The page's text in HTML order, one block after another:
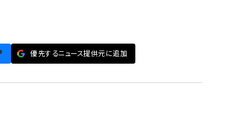
優先するニュース提供元に追加